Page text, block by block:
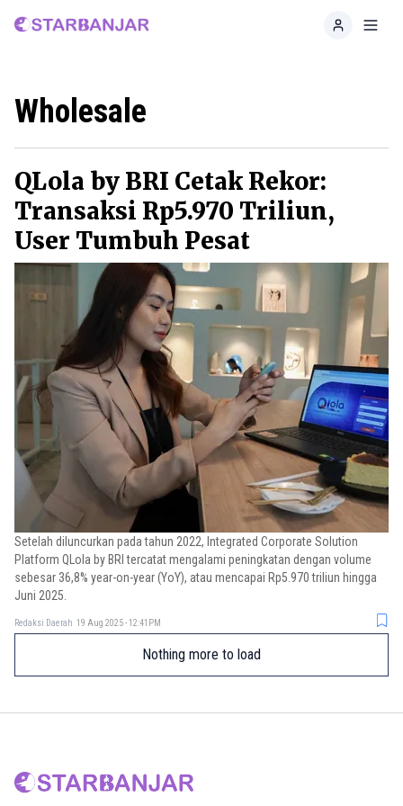
Home
Wholesale
QLola by BRI Cetak Rekor:
Transaksi Rp5.970 Triliun,
User Tumbuh Pesat
Setelah diluncurkan pada tahun 2022, Integrated Corporate Solution
Platform QLola by BRI tercatat mengalami peningkatan dengan volume
sebesar 36,8% year-on-year (YoY), atau mencapai Rp5.970 triliun hingga
Juni 2025.
Redaksi Daerah 19 Aug 2025 - 12:41PM
Nothing more to load